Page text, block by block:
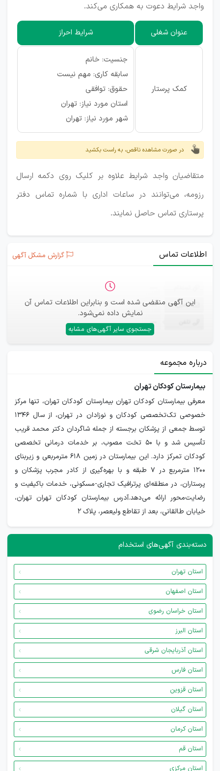
واجد شرایط دعوت به همکاری می‌کند.
عنوان شغلی شرایط احراز
کمک پرستار
جنسیت: خانم
سابقه کاری: مهم نیست
حقوق: توافقی
استان مورد نیاز: تهران
شهر مورد نیاز: تهران
در صورت مشاهده ناقص، به راست بکشید
متقاضیان واجد شرایط علاوه بر کلیک روی دکمه ارسال
رزومه، می‌توانند در ساعات اداری با شماره تماس دفتر
پرستاری تماس حاصل نمایند.
اطلاعات تماس گزارش مشکل آگهی
این آگهی منقضی شده است و بنابراین اطلاعات تماس آن
نمایش داده نمی‌شود.
جستجوی سایر آگهی‌های مشابه
ایمیل —
—
درباره مجموعه
بيمارستان كودكان تهران
معرفی بیمارستان کودکان تهران بیمارستان کودکان تهران، تنها مرکز
خصوصی تک‌تخصصی کودکان و نوزادان در تهران، از سال ۱۳۴۶
توسط جمعی از پزشکان برجسته از جمله شاگردان دکتر محمد قریب
تأسیس شد و با ۵۰ تخت مصوب، بر خدمات درمانی تخصصی
کودکان تمرکز دارد. این بیمارستان در زمین ۶۱۸ مترمربعی و زیربنای
۱۲۰۰ مترمربع در ۷ طبقه و با بهره‌گیری از کادر مجرب پزشکان و
پرستاران، در منطقه‌ای پرترافیک تجاری-مسکونی، خدمات باکیفیت و
رضایت‌محور ارائه می‌دهد.آدرس بیمارستان کودکان تهران تهران،
خیابان طالقانی، بعد از تقاطع ولیعصر، پلاک ۲
دسته‌بندی آگهی‌های استخدام
استان تهران
استان اصفهان
استان خراسان رضوی
استان البرز
استان آذربایجان شرقی
استان فارس
استان قزوین
استان گیلان
استان کرمان
استان قم
استان مرکزی